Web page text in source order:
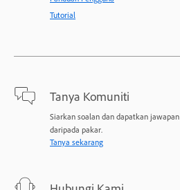
Tutorial
Tanya Komuniti
Siarkan soalan dan dapatkan jawapan
daripada pakar.
Tanya sekarang